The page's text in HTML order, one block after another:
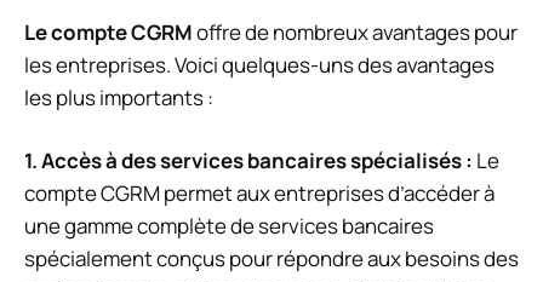
Le compte CGRMoffre de nombreux avantages pour
les entreprises. Voici quelques-uns des avantages
les plus importants :
1. Accès à des services bancaires spécialisés : Le
compte CGRM permet aux entreprises d’accéder à
une gamme complète de services bancaires
spécialement conçus pour répondre aux besoins des